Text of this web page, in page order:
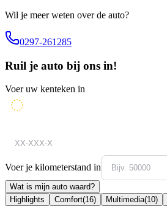
Wil je meer weten over de auto?
0297-261285
Ruil je auto bij ons in!
Voer uw kenteken in
Voer je kilometerstand in
Wat is mijn auto waard?
Highlights
Comfort(16) Multimedia(10)